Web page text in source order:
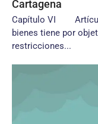
Cartagena
Capítulo VI Artículo
bienes tiene por
restricciones...